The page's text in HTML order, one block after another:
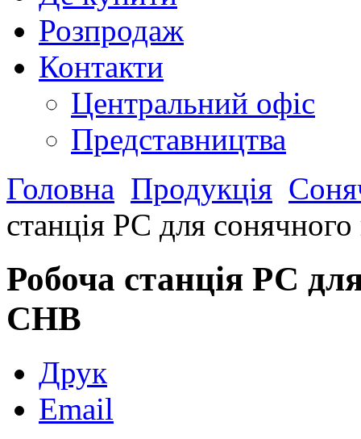
Розпродаж
Контакти
Центральний офіс
Представництва
Головна Продукція
станція РС для
Робоча станція РС
СНВ
Друк
Email